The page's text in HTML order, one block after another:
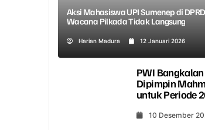
Aksi Mahasiswa UPI Sumenep di
Wacana Pilkada Tidak Langsung
Harian Madura 12 Januari 2026
PWI
Dipimpin
untuk Periode
10 Desember